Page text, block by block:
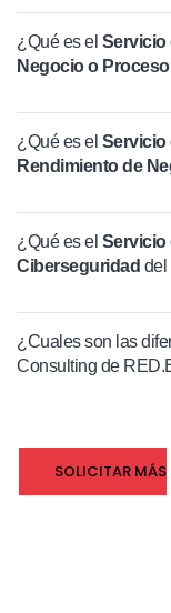
¿Qué es el Servicio
Negocio o
¿Qué es el Servicio
Rendimiento de
¿Qué es el Servicio
Ciberseguridad del
¿Cuales son las
Consulting de
SOLICITAR